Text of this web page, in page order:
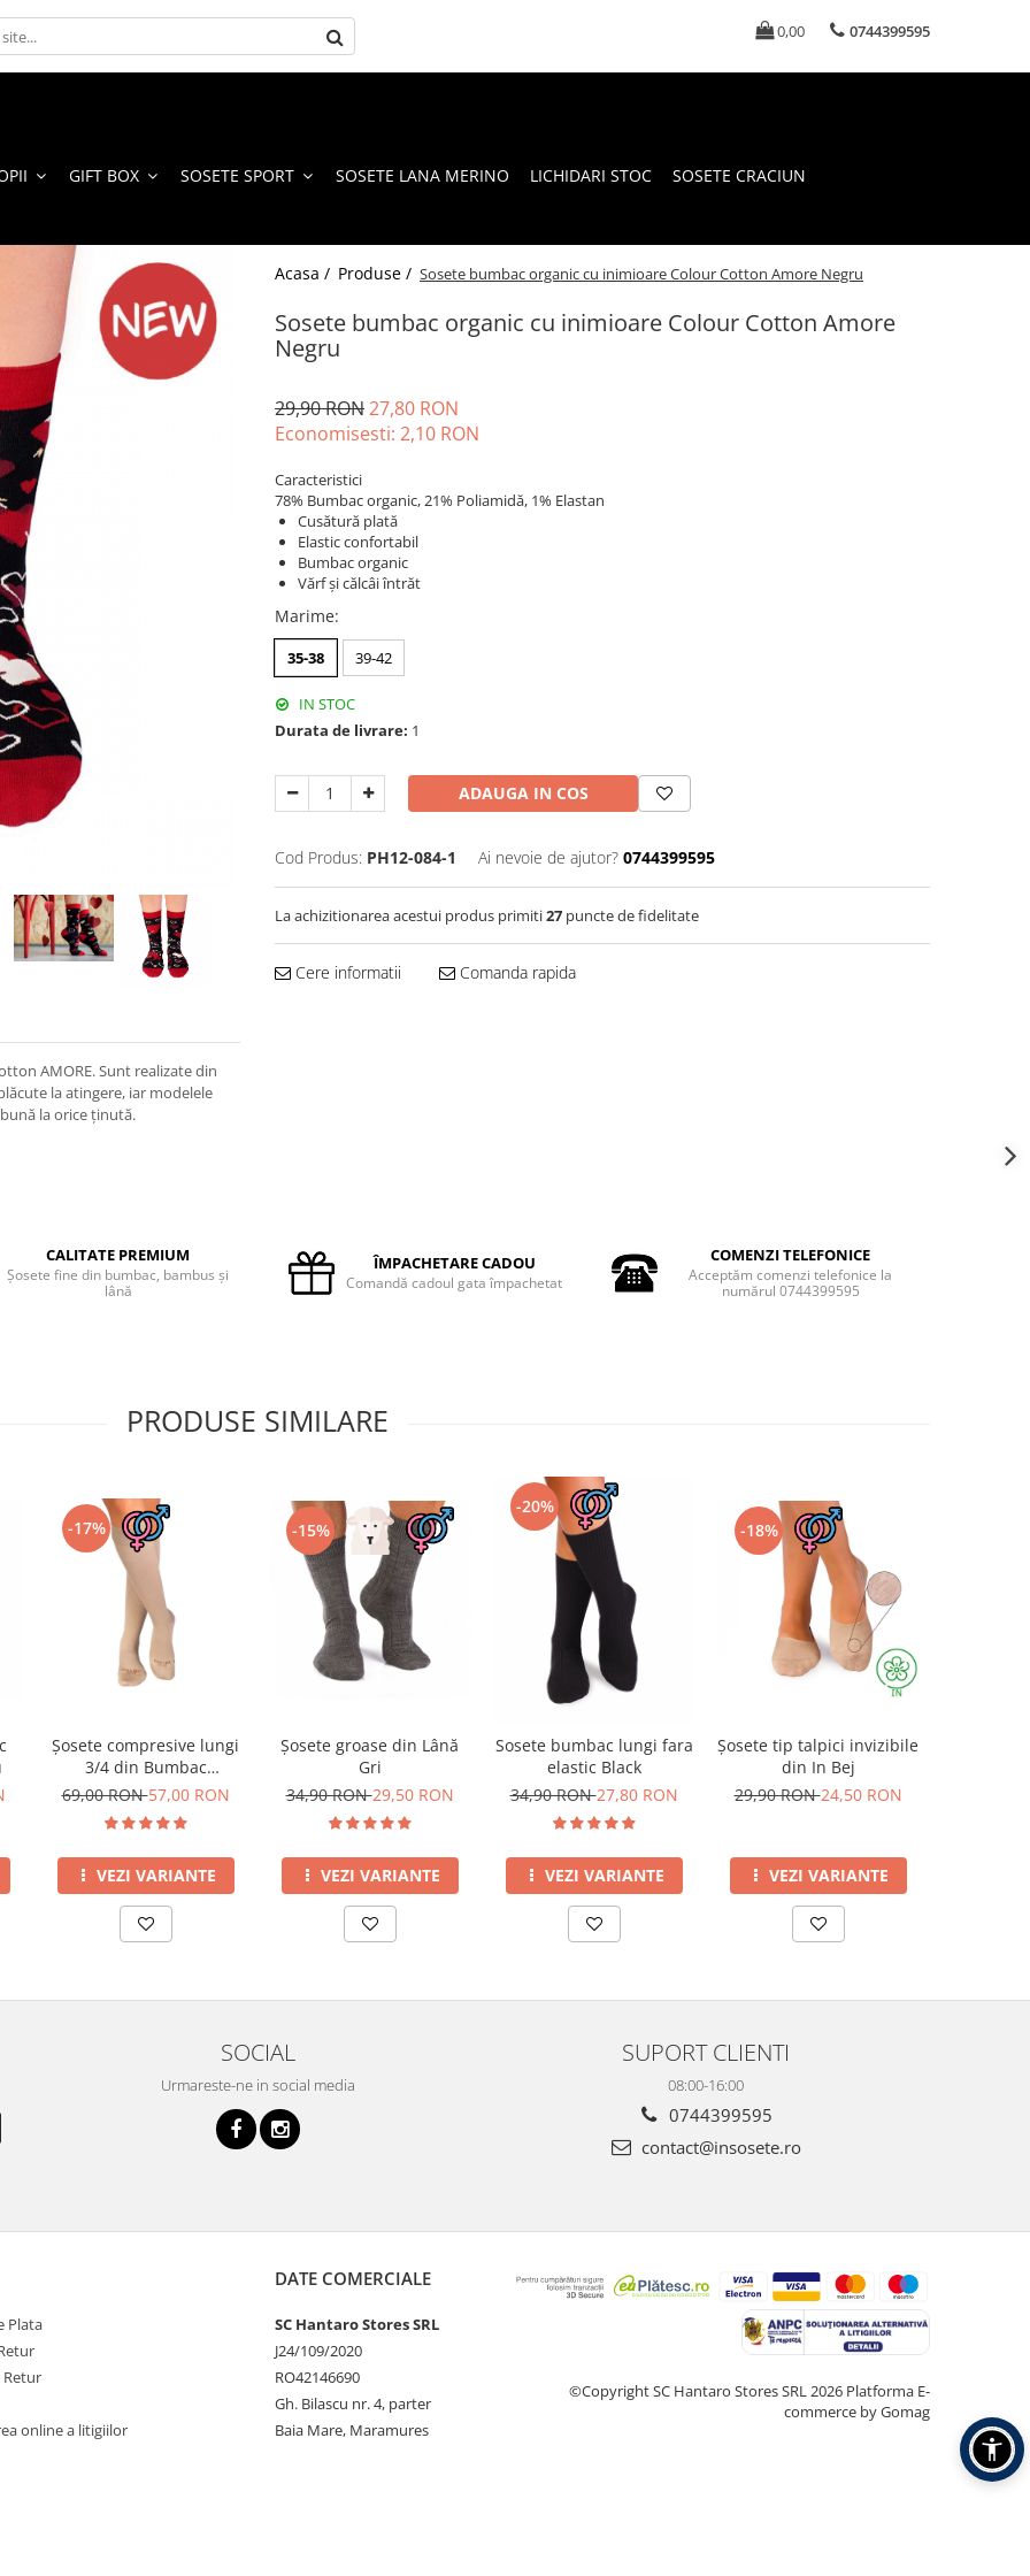
0,00 0744399595
GIFT BOX SOSETE SPORT SOSETE LANA MERINO LICHIDARI STOC SOSETE CRACIUN
Acasa / Produse / Sosete bumbac organic cu inimioare Colour Cotton Amore Negru
Sosete bumbac organic cu inimioare Colour Cotton Amore
Negru
29,90 RON27,80 RON
Economisesti: 2,10 RON
Caracteristici
78% Bumbac organic, 21% Poliamidă, 1% Elastan
Cusătură plată
Elastic confortabil
Bumbac organic
Vărf și călcâi întrăt
Marime:
35-38 39-42
IN STOC
Durata de livrare: 1
ADAUGA IN COS
Cod Produs: PH12-084-1 Ai nevoie de ajutor? 0744399595
La achizitionarea acestui produs primiti27 puncte de fidelitate
Cere informatii Comanda rapida
AMORE. Sunt realizate din
la atingere, iar modelele
la orice ținută.
CALITATE PREMIUM
Șosete fine din bumbac, bambus și
lână
ÎMPACHETARE CADOU
Comandă cadoul gata împachetat
COMENZI TELEFONICE
Acceptăm comenzi telefonice la
numărul 0744399595
PRODUSE SIMILARE
-17%
Șosete compresive lungi
3/4 din Bumbac
Mercerizat Bej
69,00 RON57,00 RON
VEZI VARIANTE
-15%
Șosete groase din Lână
Gri
34,90 RON29,50 RON
VEZI VARIANTE
-20%
Sosete bumbac lungi fara
elastic Black
34,90 RON27,80 RON
VEZI VARIANTE
-18%
Șosete tip talpici invizibile
din In Bej
29,90 RON24,50 RON
VEZI VARIANTE
SOCIAL
Urmareste-ne in social media
SUPORT CLIENTI
08:00-16:00
0744399595
contact@insosete.ro
Plata
Retur
online a litigiilor
DATE COMERCIALE
SC Hantaro Stores SRL
J24/109/2020
RO42146690
Gh. Bilascu nr. 4, parter
Baia Mare, Maramures
©Copyright SC Hantaro Stores SRL 2026 Platforma E-
commerce by Gomag